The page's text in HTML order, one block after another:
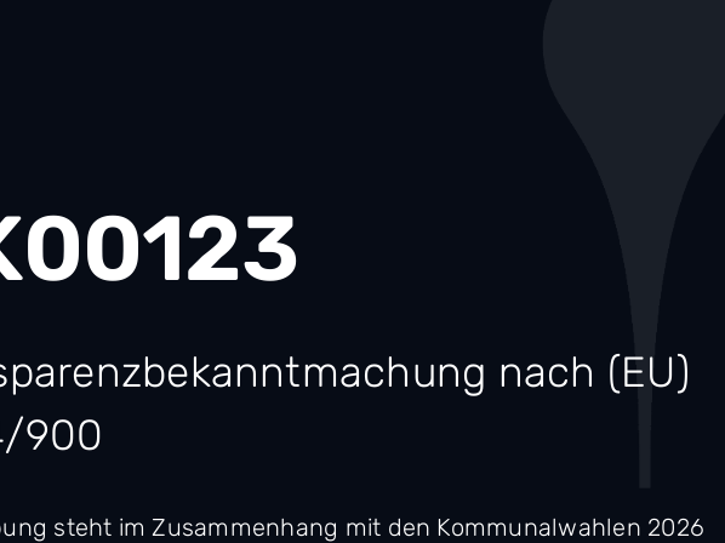
nach (EU)
900
steht im Zusammenhang mit den Kommunalwahlen 2026